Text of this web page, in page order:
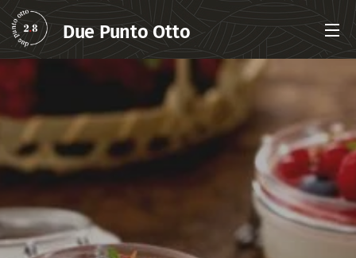
Due Punto Otto